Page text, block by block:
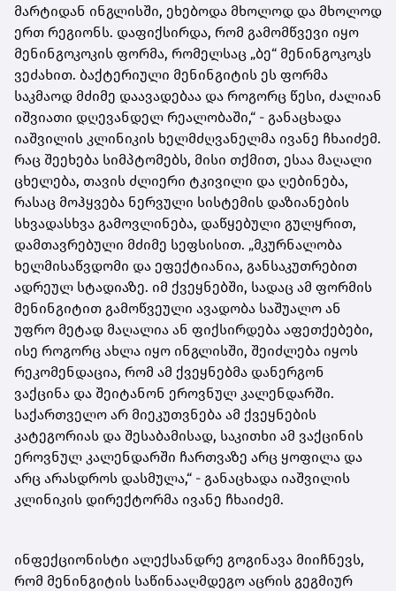
მარტიდან ინგლისში, ეხებოდა მხოლოდ და მხოლოდ
ერთ რეგიონს. დაფიქსირდა, რომ გამომწვევი იყო
მენინგოკოკის ფორმა, რომელსაც „ბე“ მენინგოკოკს
ვეძახით. ბაქტერიული მენინგიტის ეს ფორმა
საკმაოდ მძიმე დაავადებაა და როგორც წესი, ძალიან
იშვიათი დღევანდელ რეალობაში,“ - განაცხადა
იაშვილის კლინიკის ხელმძღვანელმა ივანე ჩხაიძემ.
რაც შეეხება სიმპტომებს, მისი თქმით, ესაა მაღალი
ცხელება, თავის ძლიერი ტკივილი და ღებინება,
რასაც მოჰყვება ნერვული სისტემის დაზიანების
სხვადასხვა გამოვლინება, დაწყებული გულყრით,
დამთავრებული მძიმე სეფსისით. „მკურნალობა
ხელმისაწვდომი და ეფექტიანია, განსაკუთრებით
ადრეულ სტადიაზე. იმ ქვეყნებში, სადაც ამ ფორმის
მენინგიტით გამოწვეული ავადობა საშუალო ან
უფრო მეტად მაღალია ან ფიქსირდება აფეთქებები,
ისე როგორც ახლა იყო ინგლისში, შეიძლება იყოს
რეკომენდაცია, რომ ამ ქვეყნებმა დანერგონ
ვაქცინა და შეიტანონ ეროვნულ კალენდარში.
საქართველო არ მიეკუთვნება ამ ქვეყნების
კატეგორიას და შესაბამისად, საკითხი ამ ვაქცინის
ეროვნულ კალენდარში ჩართვაზე არც ყოფილა და
არც არასდროს დასმულა,“ - განაცხადა იაშვილის
კლინიკის დირექტორმა ივანე ჩხაიძემ.
ინფექციონისტი ალექსანდრე გოგინავა მიიჩნევს,
რომ მენინგიტის საწინააღმდეგო აცრის გეგმიურ